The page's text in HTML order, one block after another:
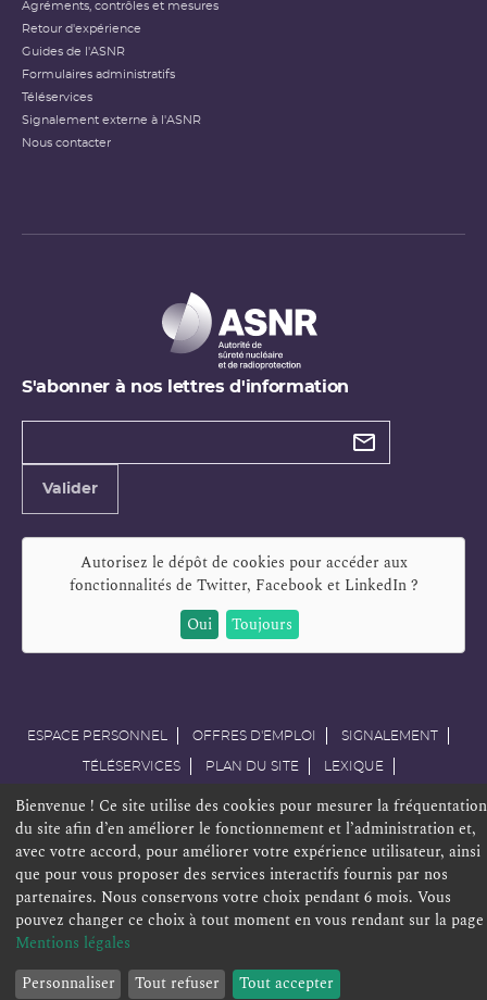
Agréments, contrôles et mesures
Retour d'expérience
Guides de l'ASNR
Formulaires administratifs
Téléservices
Signalement externe à l'ASNR
Nous contacter
S'abonner à nos lettres d'information
Types de
Valider
Autorisez le dépôt de cookies pour accéder aux
fonctionnalités de Twitter, Facebook et LinkedIn?
Oui
Toujours
ESPACE PERSONNEL OFFRES D'EMPLOI SIGNALEMENT
TÉLÉSERVICES PLAN DU SITE LEXIQUE
ACCESSIBILITÉ POLITIQUE DE CONFIDENTIALITÉ
MENTIONS LÉGALES CONTACT
Bienvenue ! Ce site utilise des cookies pour mesurer la fréquentation
du site afin d’en améliorer le fonctionnement et l’administration et,
avec votre accord, pour améliorer votre expérience utilisateur, ainsi
que pour vous proposer des services interactifs fournis par nos
partenaires. Nous conservons votre choix pendant 6 mois. Vous
pouvez changer ce choix à tout moment en vous rendant sur la page
Mentions légales
Personnaliser
Tout refuser Tout accepter